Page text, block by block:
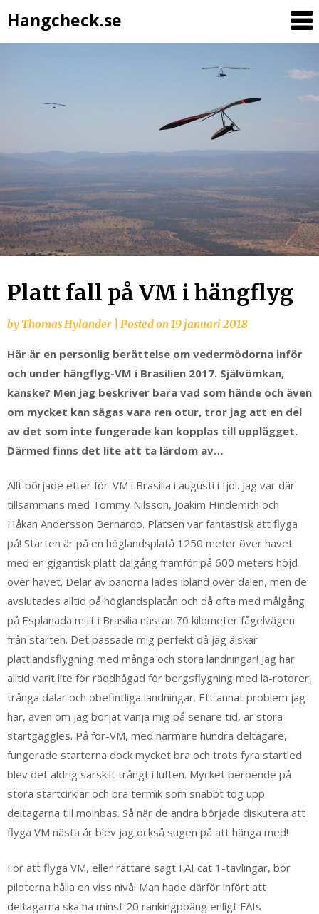
Hangcheck.se
Platt fall på VM i hängflyg
byThomas Hylander Posted on 19 januari 2018
Här är en personlig berättelse om vedermödorna inför
och under hängflyg-VM i Brasilien 2017. Självömkan,
kanske? Men jag beskriver bara vad som hände och även
om mycket kan sägas vara ren otur, tror jag att en del
av det som inte fungerade kan kopplas till upplägget.
Därmed finns det lite att ta lärdom av…
Allt började efter för-VM i Brasilia i augusti i fjol. Jag var där
tillsammans med Tommy Nilsson, Joakim Hindemith och
Håkan Andersson Bernardo. Platsen var fantastisk att flyga
på! Starten är på en höglandsplatå 1250 meter över havet
med en gigantisk platt dalgång framför på 600 meters höjd
över havet. Delar av banorna lades ibland över dalen, men de
avslutades alltid på höglandsplatån och då ofta med målgång
på Esplanada mitt i Brasilia nästan 70 kilometer fågelvägen
från starten. Det passade mig perfekt då jag älskar
plattlandsflygning med många och stora landningar! Jag har
alltid varit lite för räddhågad för bergsflygning med lä-rotorer,
trånga dalar och obefintliga landningar. Ett annat problem jag
har, även om jag börjat vänja mig på senare tid, är stora
startgaggles. På för-VM, med närmare hundra deltagare,
fungerade starterna dock mycket bra och trots fyra startled
blev det aldrig särskilt trångt i luften. Mycket beroende på
stora startcirklar och bra termik som snabbt tog upp
deltagarna till molnbas. Så när de andra började diskutera att
flyga VM nästa år blev jag också sugen på att hänga med!
För att flyga VM, eller rättare sagt FAI cat 1-tävlingar, bör
piloterna hålla en viss nivå. Man hade därför infört att
deltagarna ska ha minst 20 rankingpoäng enligt FAIs